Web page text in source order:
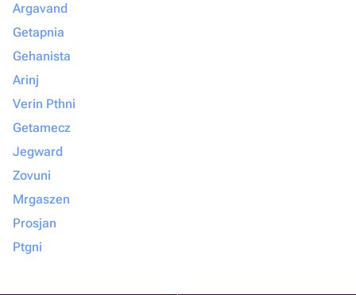
Argavand
Getapnia
Gehanista
Arinj
Verin Pthni
Getamecz
Jegward
Zovuni
Mrgaszen
Prosjan
Ptgni